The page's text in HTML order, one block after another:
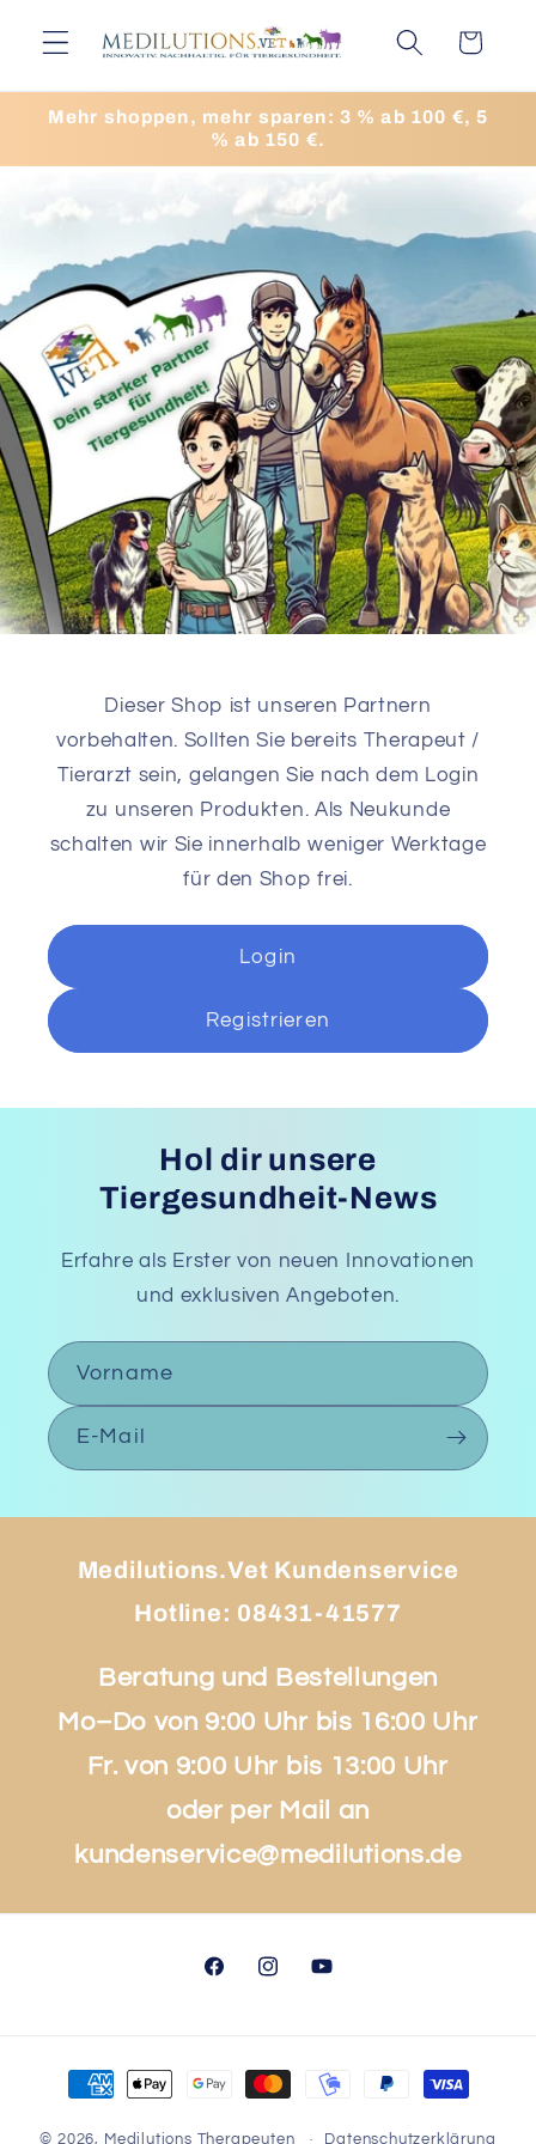
zum
Inhalt
Warenkorb
Mehr shoppen, mehr sparen: 3 % ab 100 €, 5
% ab 150 €.
Dieser Shop ist unseren Partnern
vorbehalten. Sollten Sie bereits Therapeut /
Tierarzt sein, gelangen Sie nach dem Login
zu unseren Produkten. Als Neukunde
schalten wir Sie innerhalb weniger Werktage
für den Shop frei.
Login
Registrieren
Hol dir unsere
Tiergesundheit-News
Erfahre als Erster von neuen Innovationen
und exklusiven Angeboten.
Vorname
E-Mail
Medilutions.Vet Kundenservice
Hotline: 08431-41577
Beratung und Bestellungen
Mo–Do von 9:00 Uhr bis 16:00 Uhr
Fr. von 9:00 Uhr bis 13:00 Uhr
oder per Mail an
kundenservice@medilutions.de
FacebookInstagramYouTube
Zahlungsmethoden
© 2026, Medilutions Therapeuten Datenschutzerklärung